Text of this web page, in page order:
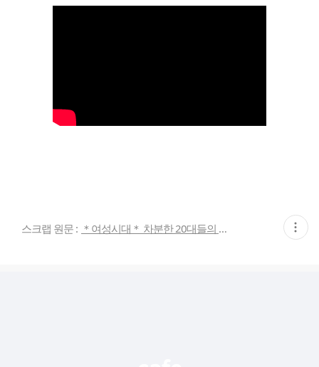
스크랩 원문 : ＊여성시대＊ 차분한 20대들의 알흠다운 공간 현
재